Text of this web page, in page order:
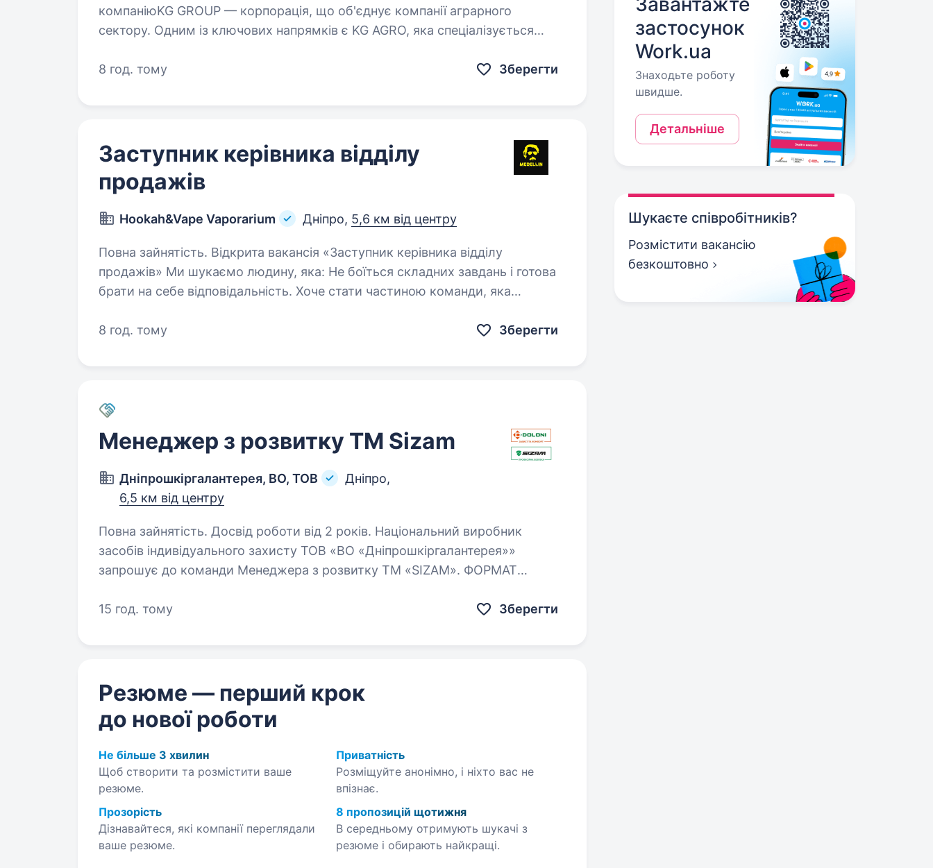
компаніюKG GROUP — корпорація, що об'єднує компанії аграрного
сектору. Одним із ключових напрямків є KG AGRO, яка спеціалізується
Запрошуємо…
8 год. тому Зберегти
Заступник керівника відділу
продажів
Hookah&Vape Vaporarium Дніпро, 5,6 км від центру
Повна зайнятість. Відкрита вакансія «Заступник керівника відділу
продажів» Ми шукаємо людину, яка: Не боїться складних завдань і готова
брати на себе відповідальність. Хоче стати частиною команди, яка
8 год. тому
Зберегти
Менеджер з розвитку ТМ Sizam
Дніпрошкіргалантерея, ВО, ТОВ
Дніпро,
6,5 км від центру
Повна зайнятість. Досвід роботи від 2 років. Національний виробник
засобів індивідуального захисту ТОВ «ВО «Дніпрошкіргалантерея»»
запрошує до команди Менеджера з розвитку ТМ «SIZAM». ФОРМАТ
15 год. тому
Зберегти
Резюме — перший крок
до нової роботи
Не більше 3 хвилин
Щоб створити та розмістити ваше
резюме.
Приватність
Розміщуйте анонімно, і ніхто вас не
впізнає.
Прозорість
Дізнавайтеся, які компанії переглядали
ваше резюме.
8 пропозицій щотижня
В середньому отримують шукачі з
резюме і обирають найкращі.
застосунок
Work.ua
Знаходьте роботу
швидше.
Детальніше
Шукаєте співробітників?
Розмістити вакансію
безкоштовно